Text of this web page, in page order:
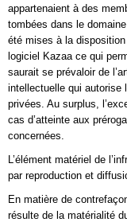
appartenaient à des
tombées dans le
été mises à la
logiciel Kazaa ce qui
saurait se prévaloir de
intellectuelle qui autorise
privées. Au surplus,
cas d’atteinte aux
concernées.
L’élément matériel de
par reproduction et
En matière de
résulte de la matérialité